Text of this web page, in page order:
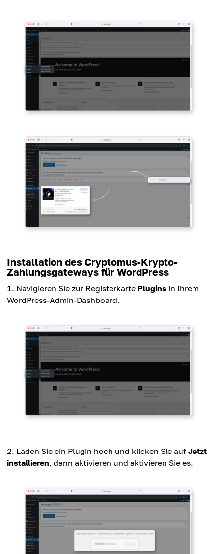
Installation des Cryptomus-Krypto-
Zahlungsgateways für WordPress
Navigieren Sie zur Registerkarte Plugins in Ihrem
WordPress-Admin-Dashboard.
Laden Sie ein Plugin hoch und klicken Sie auf Jetzt
installieren, dann aktivieren und aktivieren Sie es.